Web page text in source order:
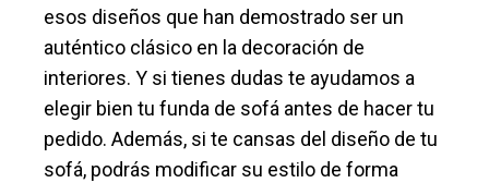
esos diseños que han demostrado ser un
auténtico clásico en la decoración de
interiores. Y si tienes dudas te ayudamos a
elegir bien tu funda de sofá antes de hacer tu
pedido. Además, si te cansas del diseño de tu
sofá, podrás modificar su estilo de forma